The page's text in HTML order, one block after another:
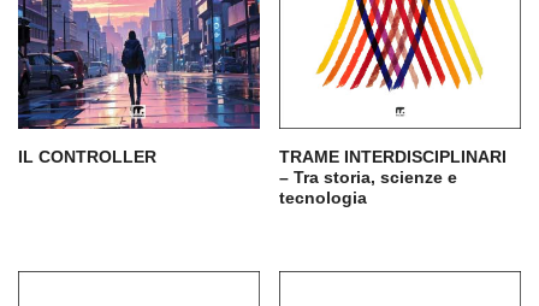
IL CONTROLLER
TRAME INTERDISCIPLINARI
– Tra storia, scienze e
tecnologia